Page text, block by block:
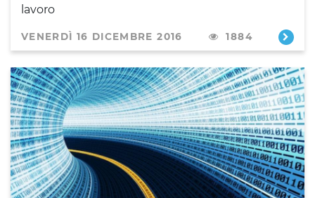
lavoro
VENERDÌ 16 DICEMBRE 2016 1884